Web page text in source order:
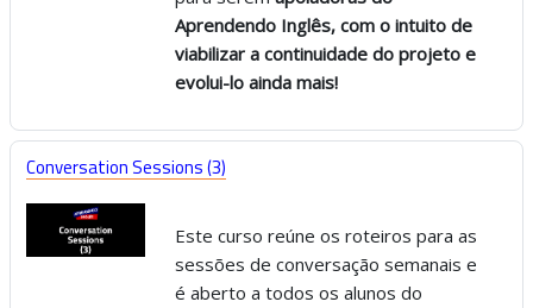
Aprendendo Inglês, com o intuito de
viabilizar a continuidade do projeto e
evolui-lo ainda mais!
Conversation Sessions (3)
Este curso reúne os roteiros para as
sessões de conversação semanais e
é aberto a todos os alunos do